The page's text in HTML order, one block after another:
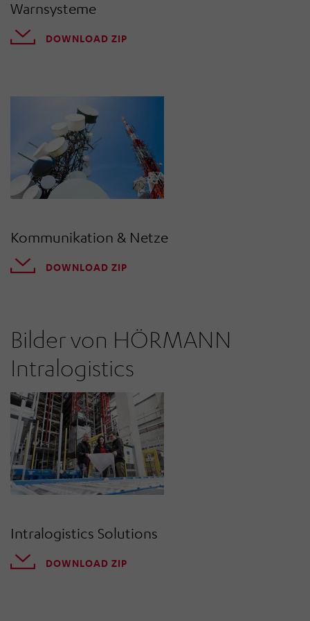
Warnsysteme
DOWNLOAD ZIP
Kommunikation & Netze
DOWNLOAD ZIP
Bilder von HÖRMANN
Intralogistics
Intralogistics Solutions
DOWNLOAD ZIP